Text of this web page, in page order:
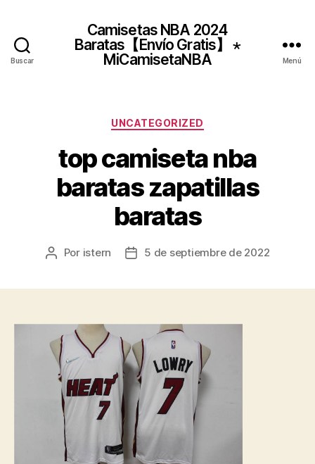
Buscar
Camisetas NBA 2024
Baratas【Envío Gratis】 ⋆
MiCamisetaNBA
Menú
Categorías
UNCATEGORIZED
top camiseta nba
baratas zapatillas
baratas
Autor
Por istern
Fecha5 de septiembre de 2022